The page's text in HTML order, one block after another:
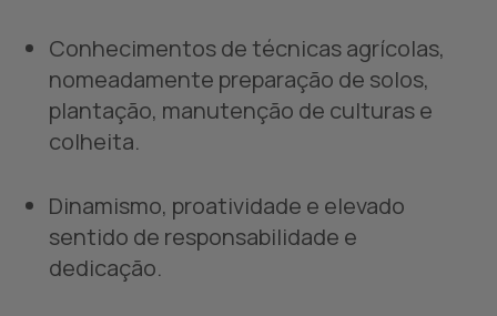
Conhecimentos de técnicas agrícolas,
nomeadamente preparação de solos,
plantação, manutenção de culturas e
colheita.
Dinamismo, proatividade e elevado
sentido de responsabilidade e
dedicação.